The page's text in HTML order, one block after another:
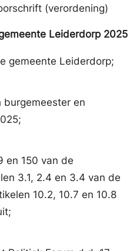
(verordening)
Leiderdorp 2025
gemeente Leiderdorp;
burgemeester en
en 150 van de
3.1, 2.4 en 3.4 van de
10.2, 10.7 en 10.8